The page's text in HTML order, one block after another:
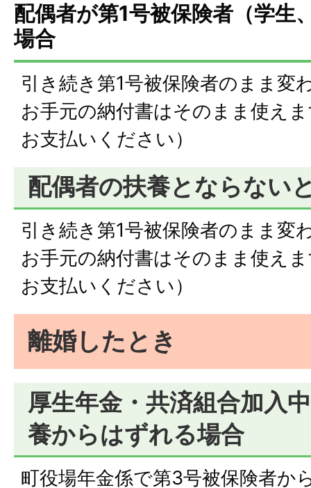
配偶者が第1号被保険者（学生
場合
引き続き第1号被保険者のまま変
お手元の納付書はそのまま使え
お支払いください）
配偶者の扶養とならない
引き続き第1号被保険者のまま変
お手元の納付書はそのまま使え
お支払いください）
離婚したとき
厚生年金・共済組合加入
養からはずれる場合
町役場年金係で第3号被保険者か